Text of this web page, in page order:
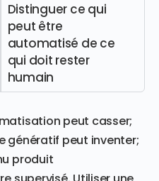
Distinguer ce qui
peut être
automatisé de ce
qui doit rester
humain
peut casser;
génératif peut inventer;
produit